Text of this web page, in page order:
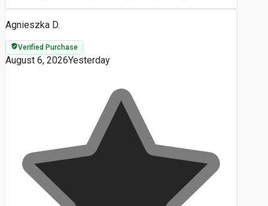
Agnieszka D.
Verified Purchase
August 6, 2026Yesterday